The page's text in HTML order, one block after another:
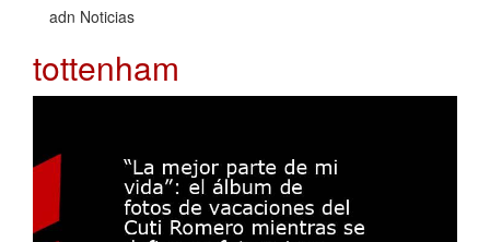
adn Noticias
tottenham